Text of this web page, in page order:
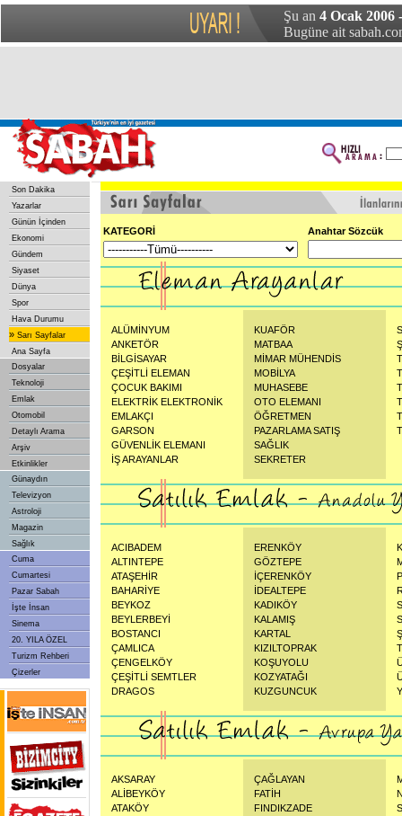
Şu an 4 Ocak 2006
Bugüne ait
Son Dakika
Yazarlar
Günün İçinden
Ekonomi
Gündem
Siyaset
Dünya
Spor
Hava Durumu
» Sarı Sayfalar
Ana Sayfa
Dosyalar
Teknoloji
Emlak
Otomobil
Detaylı Arama
Arşiv
Etkinlikler
Günaydın
Televizyon
Astroloji
Magazin
Sağlık
Cuma
Cumartesi
Pazar Sabah
İşte İnsan
Sinema
20. YILA ÖZEL
Turizm Rehberi
Çizerler
KATEGORİ Anahtar Sözcük
ALÜMİNYUM
ANKETÖR
BİLGİSAYAR
ÇEŞİTLİ ELEMAN
ÇOCUK BAKIMI
ELEKTRİK ELEKTRONİK
EMLAKÇI
GARSON
GÜVENLİK ELEMANI
İŞ ARAYANLAR
KUAFÖR
MATBAA
MİMAR MÜHENDİS
MOBİLYA
MUHASEBE
OTO ELEMANI
ÖĞRETMEN
PAZARLAMA SATIŞ
SAĞLIK
SEKRETER
ACIBADEM
ALTINTEPE
ATAŞEHİR
BAHARİYE
BEYKOZ
BEYLERBEYİ
BOSTANCI
ÇAMLICA
ÇENGELKÖY
ÇEŞİTLİ SEMTLER
DRAGOS
ERENKÖY
GÖZTEPE
İÇERENKÖY
İDEALTEPE
KADIKÖY
KALAMIŞ
KARTAL
KIZILTOPRAK
KOŞUYOLU
KOZYATAĞI
KUZGUNCUK
AKSARAY
ALİBEYKÖY
ATAKÖY
ÇAĞLAYAN
FATİH
FINDIKZADE